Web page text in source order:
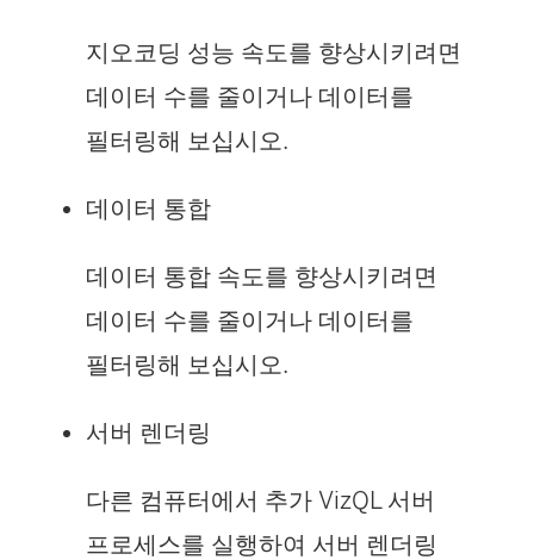
지오코딩 성능 속도를 향상시키려면
데이터 수를 줄이거나 데이터를
필터링해 보십시오.
데이터 통합
데이터 통합 속도를 향상시키려면
데이터 수를 줄이거나 데이터를
필터링해 보십시오.
서버 렌더링
다른 컴퓨터에서 추가 VizQL 서버
프로세스를 실행하여 서버 렌더링